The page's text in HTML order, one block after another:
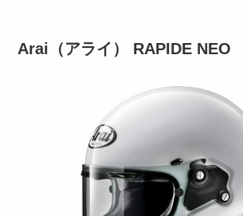
Arai（アライ） RAPIDE NEO